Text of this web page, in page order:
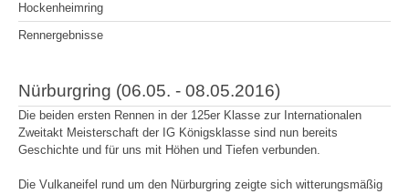
Hockenheimring
Rennergebnisse
Nürburgring (06.05. - 08.05.2016)
Die beiden ersten Rennen in der 125er Klasse zur Internationalen
Zweitakt Meisterschaft der IG Königsklasse sind nun bereits
Geschichte und für uns mit Höhen und Tiefen verbunden.
Die Vulkaneifel rund um den Nürburgring zeigte sich witterungsmäßig